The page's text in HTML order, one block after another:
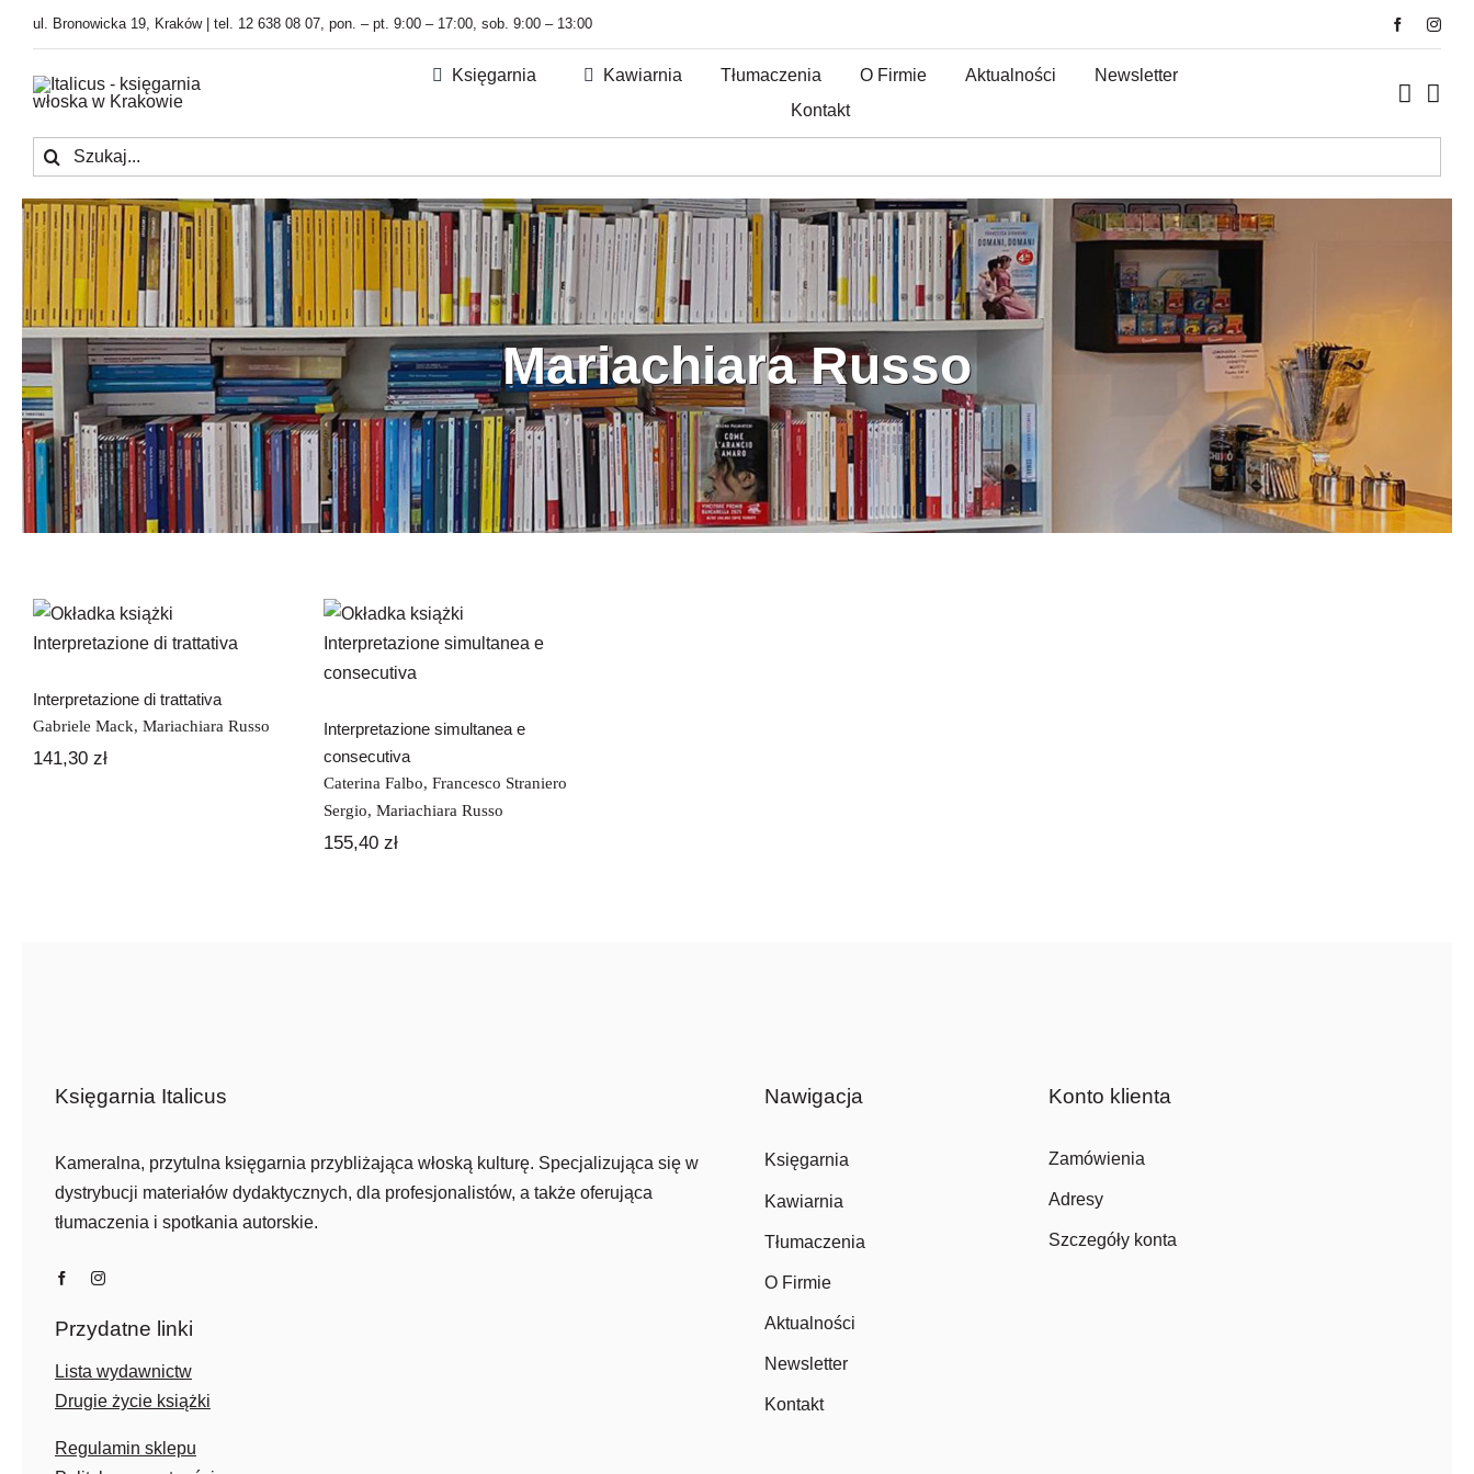
Przejdź
zawartości
ul. Bronowicka 19, Kraków | tel. 12 638 08 07, pon. – pt. 9:00 – 17:00, sob. 9:00 – 13:00
Księgarnia Kawiarnia Tłumaczenia O Firmie Aktualności
Newsletter
Kontakt
Szukaj
Mariachiara Russo
Interpretazione di
trattativa
Interpretazione di trattativa
Gabriele Mack, Mariachiara Russo
141,30 zł
Interpretazione
simultanea e
consecutiva
Interpretazione simultanea e
consecutiva
Caterina Falbo, Francesco Straniero
Sergio, Mariachiara Russo
155,40 zł
Księgarnia Italicus
Kameralna, przytulna księgarnia przybliżająca włoską kulturę. Specjalizująca się w
dystrybucji materiałów dydaktycznych, dla profesjonalistów, a także oferująca
tłumaczenia i spotkania autorskie.
Przydatne linki
Lista wydawnictw
Drugie życie książki
Regulamin sklepu
Nawigacja
Księgarnia
Kawiarnia
Tłumaczenia
O Firmie
Aktualności
Newsletter
Kontakt
Konto klienta
Zamówienia
Adresy
Szczegóły konta